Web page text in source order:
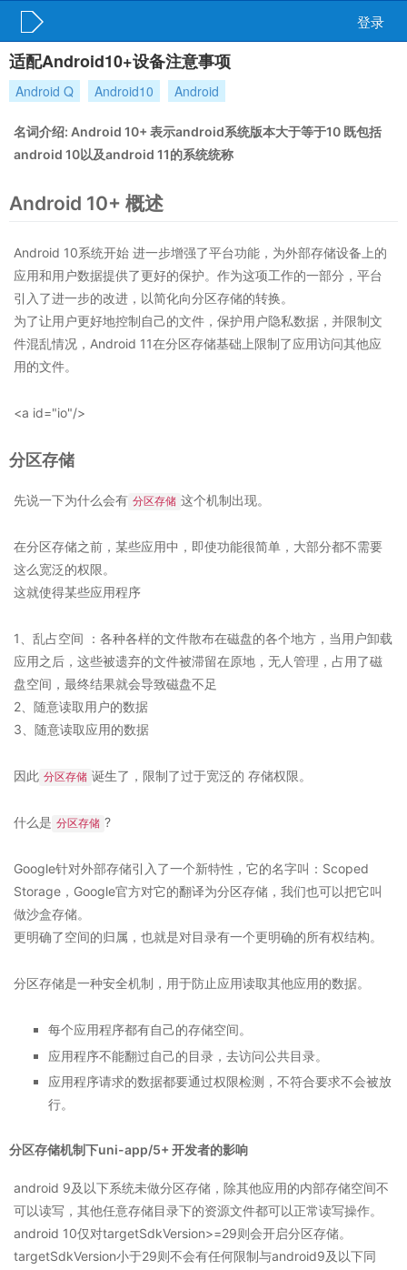
登录
适配Android10+设备注意事项
Android Q Android10 Android
名词介绍: Android 10+ 表示android系统版本大于等于10 既包括
android 10以及android 11的系统统称
Android 10+ 概述
Android 10系统开始 进一步增强了平台功能，为外部存储设备上的
应用和用户数据提供了更好的保护。作为这项工作的一部分，平台
引入了进一步的改进，以简化向分区存储的转换。
为了让用户更好地控制自己的文件，保护用户隐私数据，并限制文
件混乱情况，Android 11在分区存储基础上限制了应用访问其他应
用的文件。
<a id="io"/>
分区存储
先说一下为什么会有 分区存储 这个机制出现。
在分区存储之前，某些应用中，即使功能很简单，大部分都不需要
这么宽泛的权限。
这就使得某些应用程序
1、乱占空间 ：各种各样的文件散布在磁盘的各个地方，当用户卸载
应用之后，这些被遗弃的文件被滞留在原地，无人管理，占用了磁
盘空间，最终结果就会导致磁盘不足
2、随意读取用户的数据
3、随意读取应用的数据
因此 分区存储 诞生了，限制了过于宽泛的 存储权限。
什么是 分区存储 ?
Google针对外部存储引入了一个新特性，它的名字叫：Scoped
Storage，Google官方对它的翻译为分区存储，我们也可以把它叫
做沙盒存储。
更明确了空间的归属，也就是对目录有一个更明确的所有权结构。
分区存储是一种安全机制，用于防止应用读取其他应用的数据。
每个应用程序都有自己的存储空间。
应用程序不能翻过自己的目录，去访问公共目录。
应用程序请求的数据都要通过权限检测，不符合要求不会被放
行。
分区存储机制下uni-app/5+ 开发者的影响
android 9及以下系统未做分区存储，除其他应用的内部存储空间不
可以读写，其他任意存储目录下的资源文件都可以正常读写操作。
android 10仅对targetSdkVersion>=29则会开启分区存储。
targetSdkVersion小于29则不会有任何限制与android9及以下同